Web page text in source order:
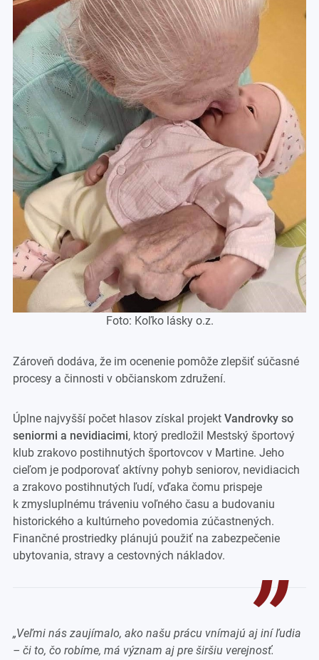
Foto: Koľko lásky o.z.
Zároveň dodáva, že im ocenenie pomôže zlepšiť súčasné
procesy a činnosti v občianskom združení.
Úplne najvyšší počet hlasov získal projekt Vandrovky so
seniormi a nevidiacimi, ktorý predložil Mestský športový
klub zrakovo postihnutých športovcov v Martine. Jeho
cieľom je podporovať aktívny pohyb seniorov, nevidiacich
a zrakovo postihnutých ľudí, vďaka čomu prispeje
k zmysluplnému tráveniu voľného času a budovaniu
historického a kultúrneho povedomia zúčastnených.
Finančné prostriedky plánujú použiť na zabezpečenie
ubytovania, stravy a cestovných nákladov.
„Veľmi nás zaujímalo, ako našu prácu vnímajú aj iní ľudia
– či to, čo robíme, má význam aj pre širšiu verejnosť.